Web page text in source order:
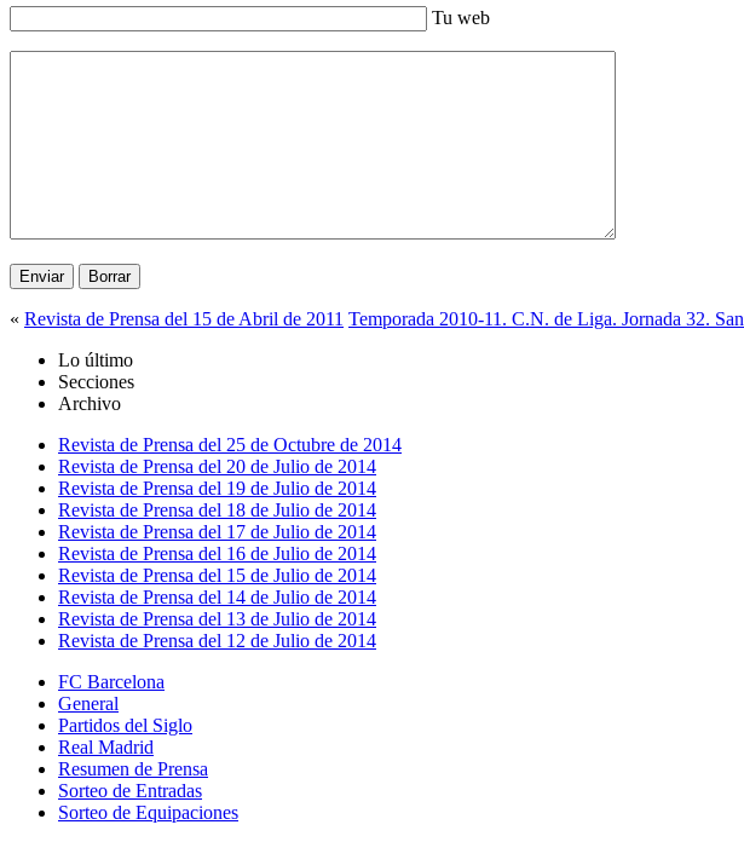
Tu web
« Revista de Prensa del 15 de Abril de 2011 Temporada 2010-11. C.N. de Liga. Jornada 32.
Lo último
Secciones
Archivo
Revista de Prensa del 25 de Octubre de 2014
Revista de Prensa del 20 de Julio de 2014
Revista de Prensa del 19 de Julio de 2014
Revista de Prensa del 18 de Julio de 2014
Revista de Prensa del 17 de Julio de 2014
Revista de Prensa del 16 de Julio de 2014
Revista de Prensa del 15 de Julio de 2014
Revista de Prensa del 14 de Julio de 2014
Revista de Prensa del 13 de Julio de 2014
Revista de Prensa del 12 de Julio de 2014
FC Barcelona
General
Partidos del Siglo
Real Madrid
Resumen de Prensa
Sorteo de Entradas
Sorteo de Equipaciones